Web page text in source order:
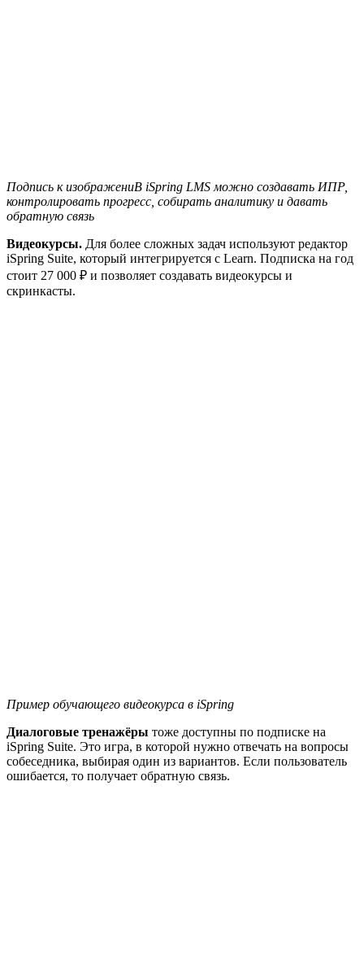
Подпись к изображениВ iSpring LMS можно создавать ИПР,
контролировать прогресс, собирать аналитику и давать
обратную связь
Видеокурсы. Для более сложных задач используют редактор
iSpring Suite, который интегрируется с Learn. Подписка на год
стоит 27 000 ₽ и позволяет создавать видеокурсы и
скринкасты.
Пример обучающего видеокурса в iSpring
Диалоговые тренажёры тоже доступны по подписке на
iSpring Suite. Это игра, в которой нужно отвечать на вопросы
собеседника, выбирая один из вариантов. Если пользователь
ошибается, то получает обратную связь.